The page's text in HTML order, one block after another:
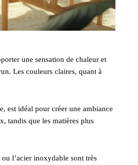
une sensation de chaleur et
Les couleurs claires, quant à
est idéal pour créer une ambiance
tandis que les matières plus
l’acier inoxydable sont très